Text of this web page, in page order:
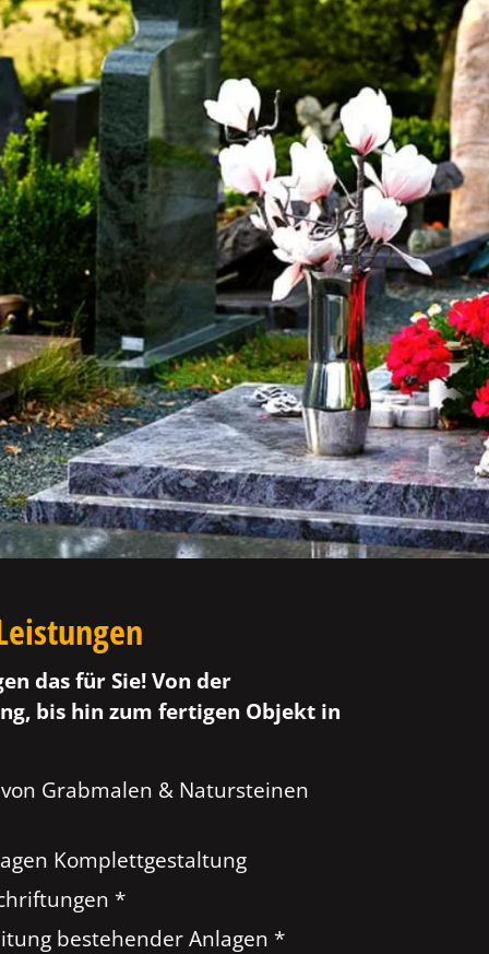
das für Sie! Von der
bis hin zum fertigen Objekt in
Grabmalen & Natursteinen
Komplettgestaltung
*
bestehender Anlagen *